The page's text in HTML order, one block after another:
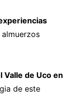
Valle de Uco en
de este